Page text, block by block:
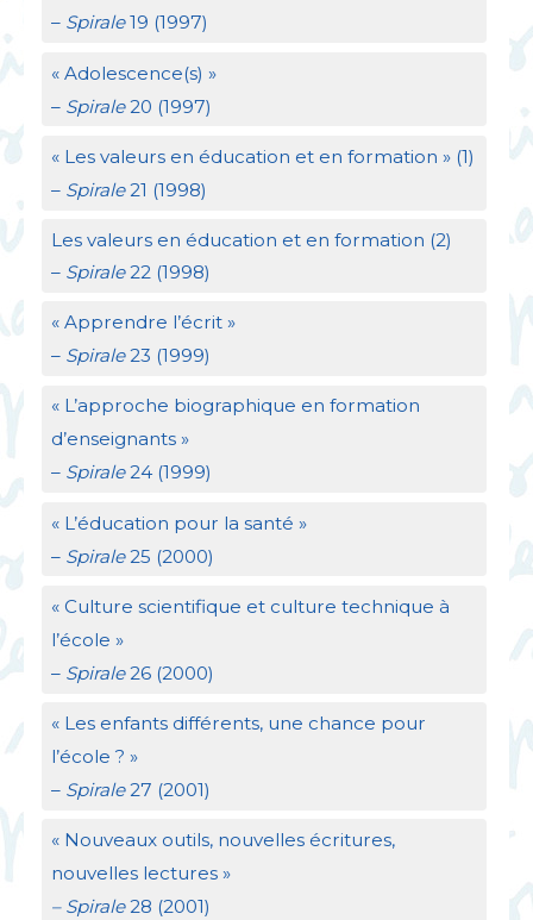
– Spirale19 (1997)
« Adolescence(s) »
– Spirale20 (1997)
« Les valeurs en éducation et en formation » (1)
– Spirale21 (1998)
Les valeurs en éducation et en formation (2)
–Spirale22 (1998)
« Apprendre l’écrit »
– Spirale23 (1999)
« L’approche biographique en formation
d’enseignants »
– Spirale24 (1999)
« L’éducation pour la santé »
– Spirale25 (2000)
« Culture scientifique et culture technique à
l’école »
– Spirale26 (2000)
« Les enfants différents, une chance pour
l’école ? »
– Spirale27 (2001)
« Nouveaux outils, nouvelles écritures,
nouvelles lectures »
– Spirale28 (2001)